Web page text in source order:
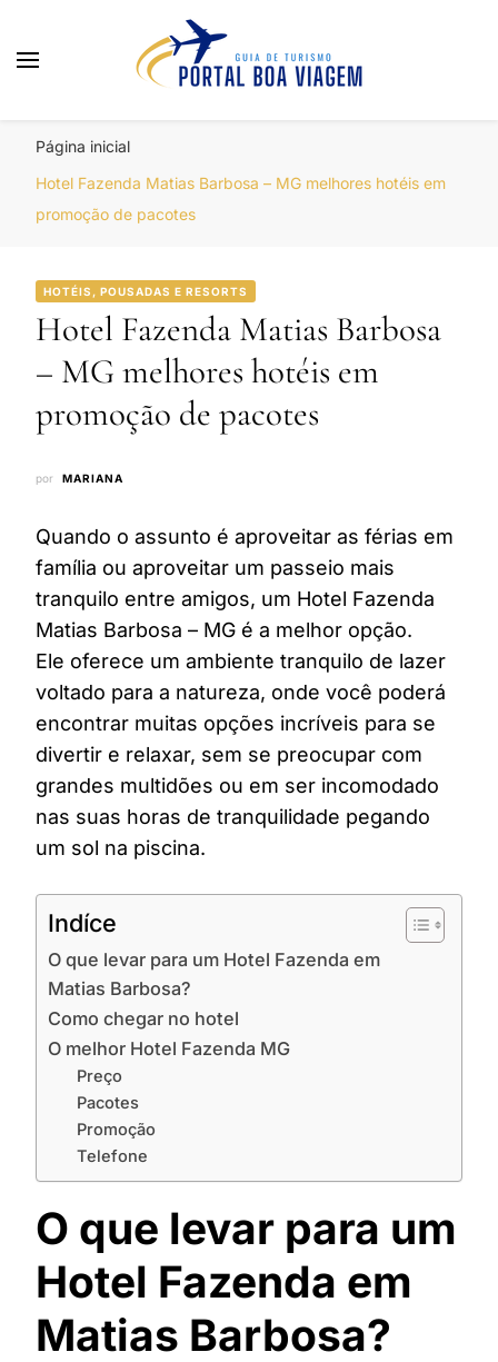
Página inicial
Hotel Fazenda Matias Barbosa – MG melhores hotéis em
promoção de pacotes
HOTÉIS, POUSADAS E RESORTS
Hotel Fazenda Matias Barbosa
– MG melhores hotéis em
promoção de pacotes
por MARIANA
Quando o assunto é aproveitar as férias em
família ou aproveitar um passeio mais
tranquilo entre amigos, um Hotel Fazenda
Matias Barbosa – MG é a melhor opção.
Ele oferece um ambiente tranquilo de lazer
voltado para a natureza, onde você poderá
encontrar muitas opções incríveis para se
divertir e relaxar, sem se preocupar com
grandes multidões ou em ser incomodado
nas suas horas de tranquilidade pegando
um sol na piscina.
Indíce
O que levar para um Hotel Fazenda em
Matias Barbosa?
Como chegar no hotel
O melhor Hotel Fazenda MG
Preço
Pacotes
Promoção
Telefone
O que levar para um
Hotel Fazenda em
Matias Barbosa?